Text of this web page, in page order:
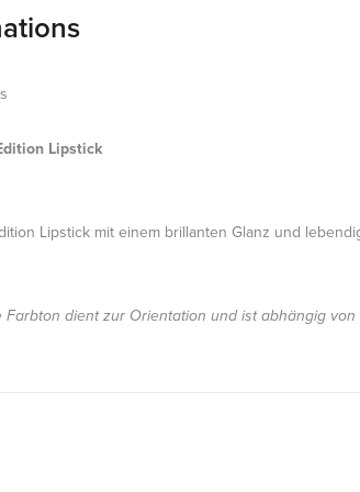
Lipstick
Lipstick mit einem brillanten Glanz und
Farbton dient zur Orientation und ist abhängig